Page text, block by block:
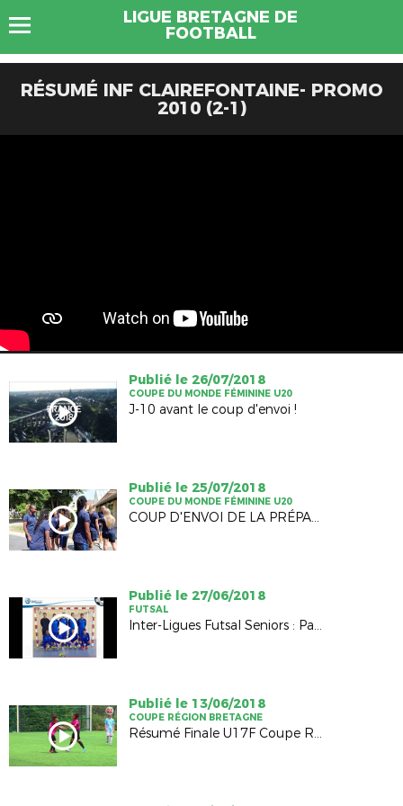
LIGUE BRETAGNE DE
FOOTBALL
RÉSUMÉ INF CLAIREFONTAINE- PROMO
2010 (2-1)
Publié le 26/07/2018
COUPE DU MONDE FÉMININE U20
J-10 avant le coup d'envoi !
Publié le 25/07/2018
COUPE DU MONDE FÉMININE U20
COUP D'ENVOI DE LA PRÉPARATION AU MONDIAL
Publié le 27/06/2018
FUTSAL
Inter-Ligues Futsal Seniors : Pays de la Loire / Bretagne (2-4)
Publié le 13/06/2018
COUPE RÉGION BRETAGNE
Résumé Finale U17F Coupe Région Bretagne 2018